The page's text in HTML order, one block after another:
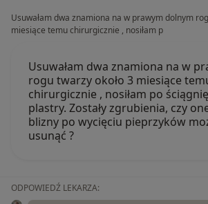
Usuwałam dwa znamiona na w prawym dolnym
miesiące temu chirurgicznie , nosiłam p
Usuwałam dwa znamiona na w
rogu twarzy około 3 miesiące
chirurgicznie , nosiłam po
plastry. Zostały zgrubienia, czy
blizny po wycięciu pieprzyków
usunąć ?
ODPOWIEDŹ LEKARZA: